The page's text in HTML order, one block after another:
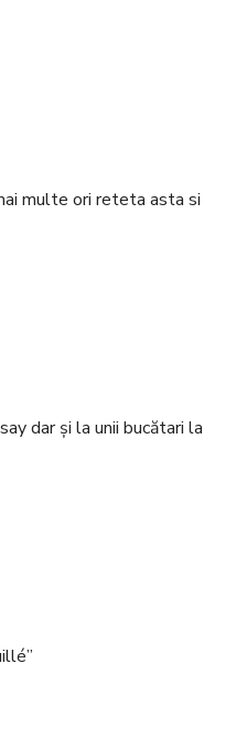
multe ori reteta asta si
dar și la unii bucătari la